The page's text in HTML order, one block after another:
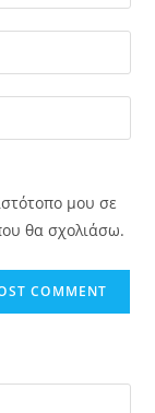
μου σε
θα σχολιάσω.